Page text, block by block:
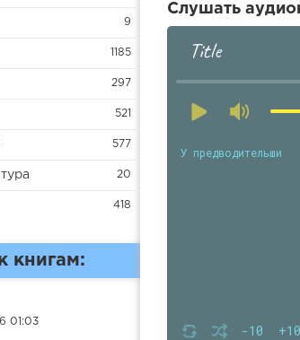
9
1185
297
521
577
20
418
книгам:
01:03
Слушать
Title
-10 +10
У предводительши